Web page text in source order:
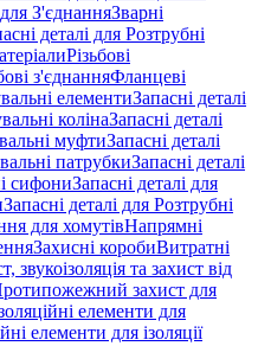
для З'єднанняЗварні
деталі для Розтрубні
Різьбові
з'єднанняФланцеві
елементиЗапасні деталі
колінаЗапасні деталі
муфтиЗапасні деталі
патрубкиЗапасні деталі
сифониЗапасні деталі для
Запасні деталі для Розтрубні
для хомутівНапрямні
Захисні коробиВитратні
та захист від
захист для
елементи для
елементи для ізоляції